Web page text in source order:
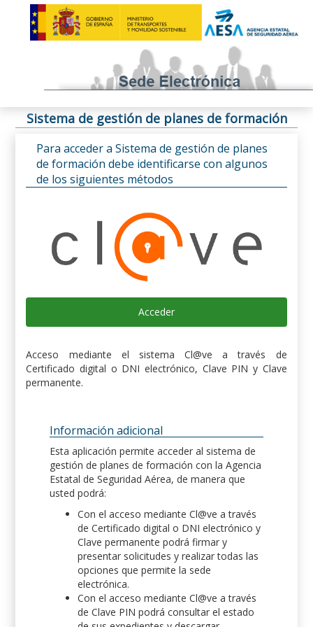
Sistema de gestión de planes de formación
Para acceder a Sistema de gestión de planes
de formación debe identificarse con algunos
de los siguientes métodos
Acceder
Acceso mediante el sistema Cl@ve a través de
Certificado digital o DNI electrónico, Clave PIN y Clave
permanente.
Información adicional
Esta aplicación permite acceder al sistema de
gestión de planes de formación con la Agencia
Estatal de Seguridad Aérea, de manera que
usted podrá:
Con el acceso mediante Cl@ve a través
de Certificado digital o DNI electrónico y
Clave permanente podrá firmar y
presentar solicitudes y realizar todas las
opciones que permite la sede
electrónica.
Con el acceso mediante Cl@ve a través
de Clave PIN podrá consultar el estado